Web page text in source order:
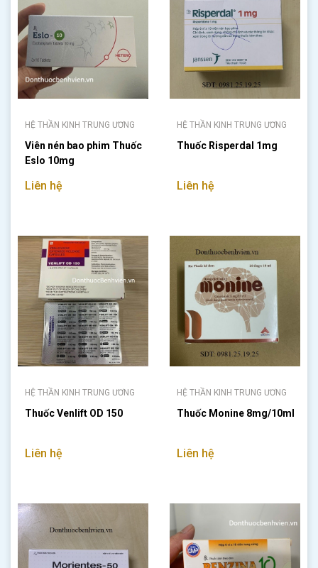
HỆ THẦN KINH TRUNG ƯƠNG
Viên nén bao phim Thuốc
Eslo 10mg
Liên hệ
HỆ THẦN KINH TRUNG ƯƠNG
Thuốc Risperdal 1mg
Liên hệ
HỆ THẦN KINH TRUNG ƯƠNG
Thuốc Venlift OD 150
Liên hệ
HỆ THẦN KINH TRUNG ƯƠNG
Thuốc Monine 8mg/10ml
Liên hệ